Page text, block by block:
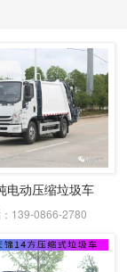
电动压缩垃圾车
139-0866-2780